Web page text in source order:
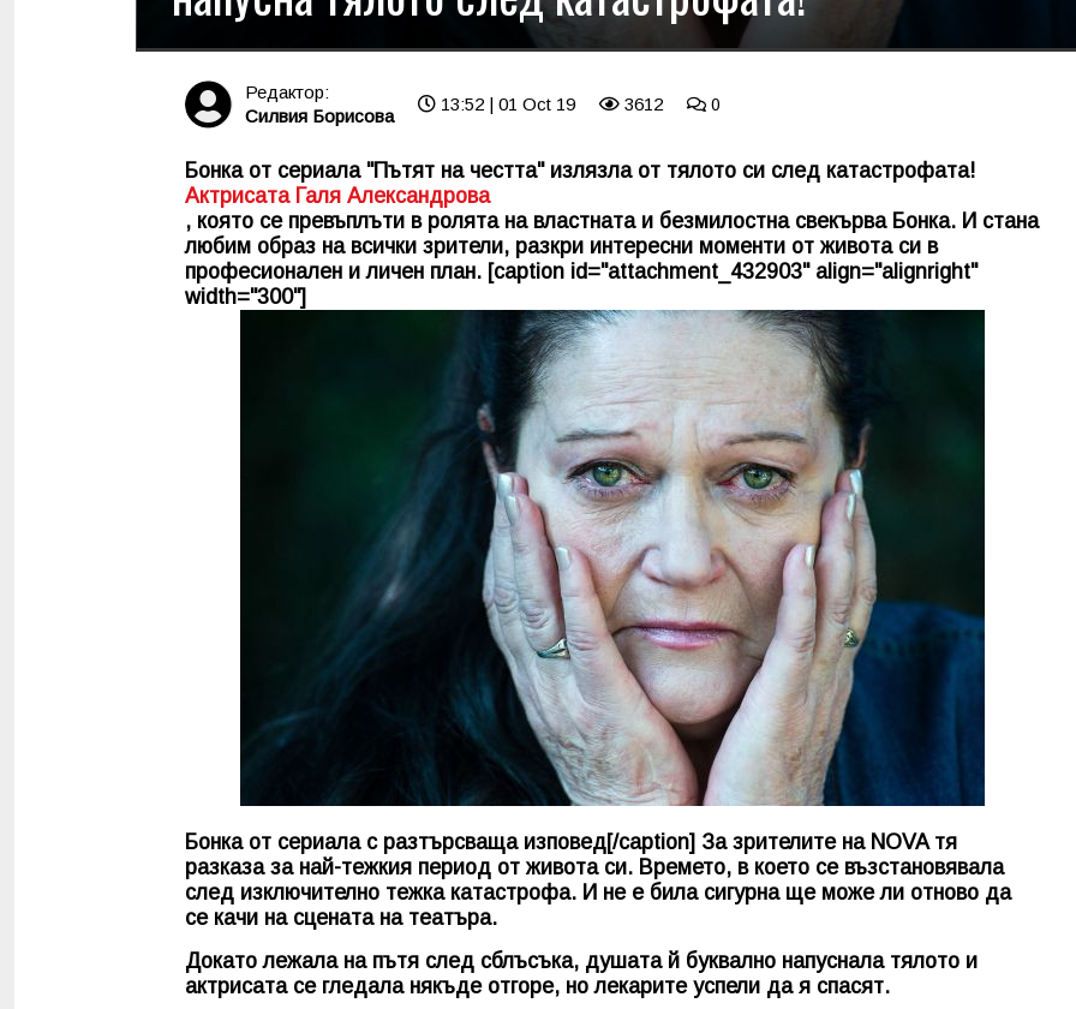
Редактор:
Силвия Борисова
13:52 | 01 Oct 19 3612 0
Бонка от сериала "Пътят на честта" излязла от тялото си след катастрофата!
Актрисата Галя Александрова
, която се превъплъти в ролята на властната и безмилостна свекърва Бонка. И стана
любим образ на всички зрители, разкри интересни моменти от живота си в
професионален и личен план. [caption id="attachment_432903" align="alignright"
width="300"]
Бонка от сериала с разтърсваща изповед[/caption] За зрителите на NOVA тя
разказа за най-тежкия период от живота си. Времето, в което се възстановявала
след изключително тежка катастрофа. И не е била сигурна ще може ли отново да
се качи на сцената на театъра.
Докато лежала на пътя след сблъсъка, душата й буквално напуснала тялото и
актрисата се гледала някъде отгоре, но лекарите успели да я спасят.